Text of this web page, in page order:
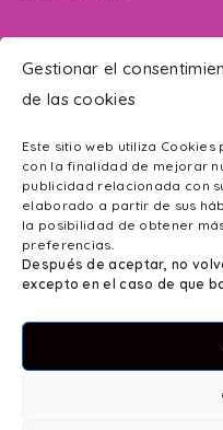
Gestionar el
de las cookies
Este sitio web utiliza
con la finalidad de mejorar
publicidad relacionada con
elaborado a partir de sus
la posibilidad de obtener
preferencias.
Después de aceptar, no
excepto en el caso de que
Mapa web
Accesibilidad
Política de Privacidad
Aviso Legal